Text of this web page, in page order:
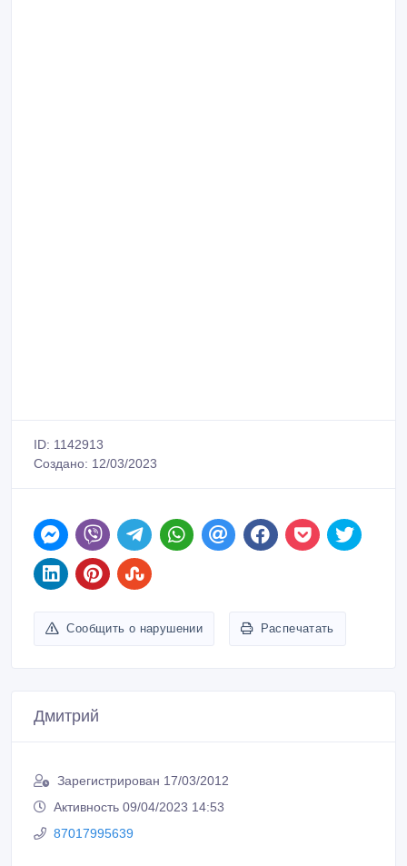
ID: 1142913
Создано: 12/03/2023
Сообщить о нарушении Распечатать
Дмитрий
Зарегистрирован 17/03/2012
Активность 09/04/2023 14:53
87017995639